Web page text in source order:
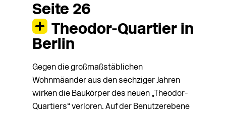
Seite 26
Theodor-Quartier in
Berlin
Gegen die großmaßstäblichen
Wohnmäander aus den sechziger Jahren
wirken die Baukörper des neuen „Theodor-
Quartiers“ verloren. Auf der Benutzerebene